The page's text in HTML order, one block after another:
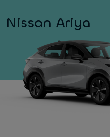
Nissan Ariya